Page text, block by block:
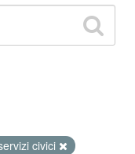
civici